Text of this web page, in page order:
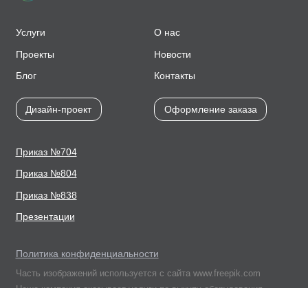
Услуги
Проекты
Блог
Дизайн-проект
О нас
Новости
Контакты
Оформление заказа
Приказ №704
Приказ №804
Приказ №838
Презентации
Политика конфиденциальности
Часть изображений используется с сайта www.freepik.com